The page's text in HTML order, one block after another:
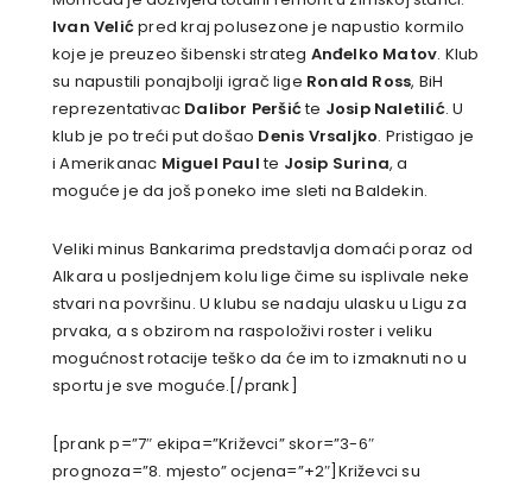
Ivan Velićpred kraj polusezone je napustio kormilo
koje je preuzeo šibenski strateg Anđelko Matov. Klub
su napustili ponajbolji igrač lige Ronald Ross, BiH
reprezentativac Dalibor Peršićte Josip Naletilić. U
klub je po treći put došao Denis Vrsaljko. Pristigao je
i Amerikanac Miguel Paulte Josip Surina, a
moguće je da još poneko ime sleti na Baldekin.
Veliki minus Bankarima predstavlja domaći poraz od
Alkara u posljednjem kolu lige čime su isplivale neke
stvari na površinu. U klubu se nadaju ulasku u Ligu za
prvaka, a s obzirom na raspoloživi roster i veliku
mogućnost rotacije teško da će im to izmaknuti no u
sportu je sve moguće.[/prank]
[prank p=”7″ ekipa=”Križevci” skor=”3-6″
prognoza=”8. mjesto” ocjena=”+2″]Križevci su